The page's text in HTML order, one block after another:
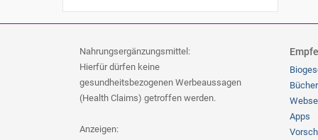
Nahrungsergänzungsmittel:
Hierfür dürfen keine
gesundheitsbezogenen Werbeaussagen
(Health Claims) getroffen werden.
Anzeigen:
Bücher
Apps